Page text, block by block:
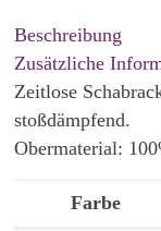
Beschreibung
Zusätzliche
Zeitlose
stoßdämpfend.
Obermaterial:
Farbe